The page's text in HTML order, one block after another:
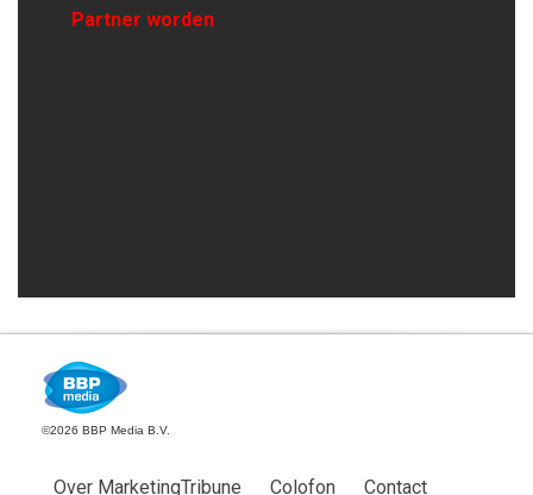
Partner worden
©2026 BBP Media B.V.
Over MarketingTribune Colofon Contact